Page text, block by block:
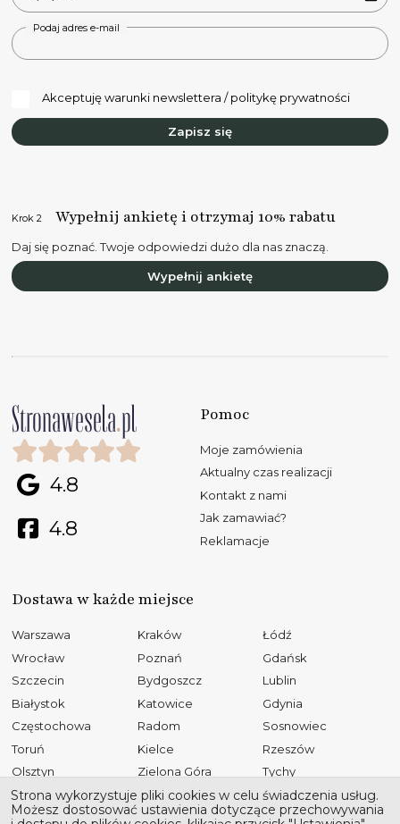
Podaj adres e-mail
Akceptuję warunki newslettera / politykę prywatności
Zapisz się
Krok 2 Wypełnij ankietę i otrzymaj 10% rabatu
Daj się poznać. Twoje odpowiedzi dużo dla nas znaczą.
Wypełnij ankietę
4.8
4.8
Pomoc
Moje zamówienia
Aktualny czas realizacji
Kontakt z nami
Jak zamawiać?
Reklamacje
Dostawa w każde miejsce
Warszawa Kraków
Łódź
Wrocław
Poznań
Gdańsk
Szczecin
Bydgoszcz
Lublin
Białystok
Katowice
Gdynia
Częstochowa
Radom
Sosnowiec
Toruń
Kielce
Rzeszów
Olsztyn
Zielona Góra
Tychy
Opole
Gliwice
Płock
Bielsko-Biała
Elbląg Ruda Śląska
Strona wykorzystuje pliki cookies w celu świadczenia usług.
Możesz dostosować ustawienia dotyczące przechowywania